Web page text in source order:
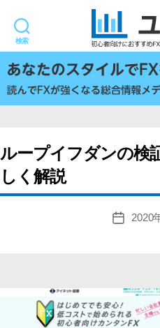
検索
ループイフダンの検
しく解説
投
2020